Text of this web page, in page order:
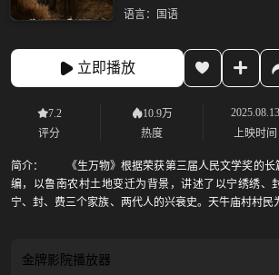
语言：
国语
立即播放
7.2
评分
10.9万
热度
2025.08.13
上映时间
简介：
《生万物》根据荣获第三届人民文学奖的长
编，以鲁南农村土地变迁为背景，讲述了以宁绣绣、
宁、封、费三个家族、两代人的兴衰史。天牛庙村村民
金牌影院播放器